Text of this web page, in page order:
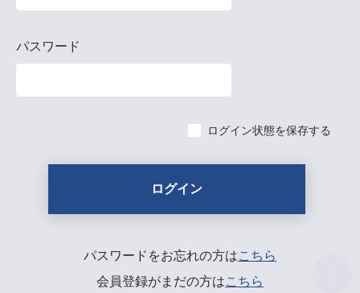
パスワード
ログイン状態を保存する
パスワードをお忘れの方はこちら
会員登録がまだの方はこちら